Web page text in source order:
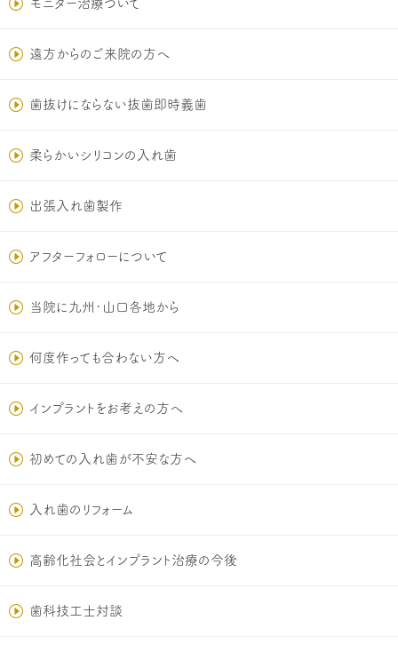
モニター治療ついて
遠方からのご来院の方へ
歯抜けにならない抜歯即時義歯
柔らかいシリコンの入れ歯
出張入れ歯製作
アフターフォローについて
当院に九州･山口各地から
何度作っても合わない方へ
インプラントをお考えの方へ
初めての入れ歯が不安な方へ
入れ歯のリフォーム
高齢化社会とインプラント治療の今後
歯科技工士対談